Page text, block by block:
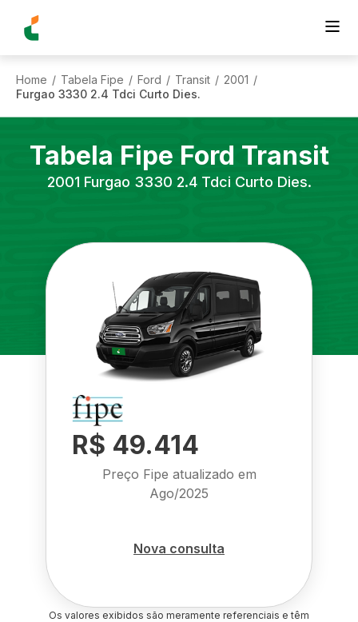
Home / Tabela Fipe / Ford / Transit / 2001 /
Furgao 3330 2.4 Tdci Curto Dies.
Tabela Fipe Ford Transit
2001 Furgao 3330 2.4 Tdci Curto Dies.
R$ 49.414
Preço Fipe atualizado em
Ago/2025
Nova consulta
Os valores exibidos são meramente referenciais e têm